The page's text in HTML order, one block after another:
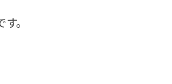
。